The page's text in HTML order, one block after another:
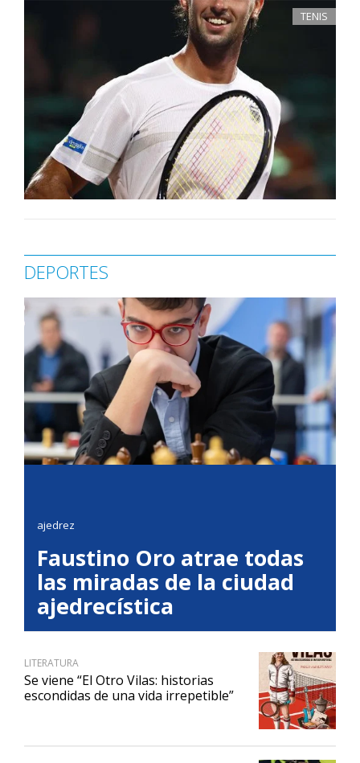
TENIS
DEPORTES
ajedrez
Faustino Oro atrae todas
las miradas de la ciudad
ajedrecística
LITERATURA
Se viene “El Otro Vilas: historias
escondidas de una vida irrepetible”